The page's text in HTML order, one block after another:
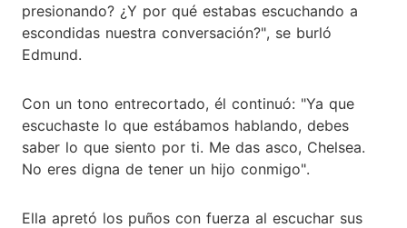
presionando? ¿Y por qué estabas escuchando a
escondidas nuestra conversación?", se burló
Edmund.
Con un tono entrecortado, él continuó: "Ya que
escuchaste lo que estábamos hablando, debes
saber lo que siento por ti. Me das asco, Chelsea.
No eres digna de tener un hijo conmigo".
Ella apretó los puños con fuerza al escuchar sus